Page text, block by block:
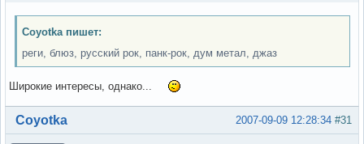
Coyotka пишет:
реги, блюз, русский рок, панк-рок, дум метал, джаз
Широкие интересы, однако...
Вне форума #31
2007-09-09 12:28:34
Coyotka